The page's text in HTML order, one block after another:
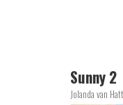
Sunny 2
Jolanda van